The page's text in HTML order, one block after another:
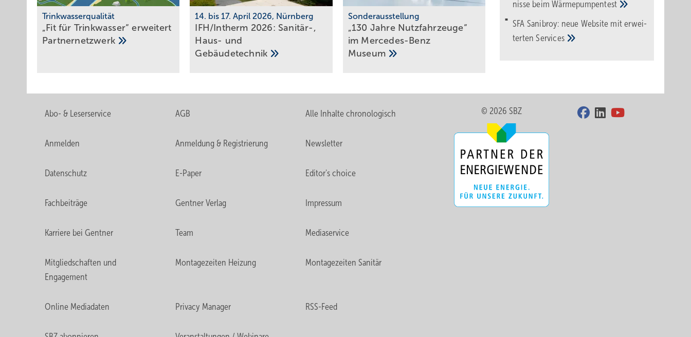
Trinkwasserqualität
„Fit für Trinkwasser“ erweitert
Partnernetzwerk
14. bis 17. April 2026, Nürnberg
IFH/Intherm 2026: Sanitär-,
Haus- und
Ge­bäu­de­tech­nik
Sonderausstellung
„130 Jahre Nutzfahrzeuge“
im Mercedes-Benz
Museum
nisse beimWärme­pumpen­test
SFA Sanibroy: neue Web­site mit erwei­
tertenServices
Abo- & Leserservice AGB Alle Inhalte chronologisch
Anmelden Anmeldung & Registrierung Newsletter
Datenschutz E-Paper Editor's choice
Fachbeiträge Gentner Verlag Impressum
Karriere bei Gentner Team Mediaservice
Mitgliedschaften und
Engagement
Montagezeiten Heizung Montagezeiten Sanitär
Online Mediadaten Privacy Manager RSS-Feed
© 2026 SBZ